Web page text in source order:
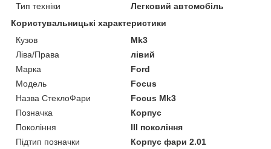
Тип техніки
Легковий автомобіль
Користувальницькі характеристики
Кузов
Mk3
Ліва/Права
лівий
Марка
Ford
Мoдель
Focus
Назва СтеклоФари
Focus Mk3
Позначка
Корпус
Покоління
III покоління
Підтип позначки
Корпус фари 2.01